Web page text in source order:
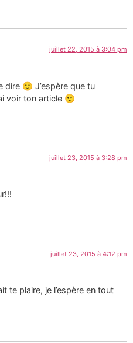
juillet 22, 2015 à 3:04 pm
dire 🙂 J’espère que tu
voir ton article 🙂
juillet 23, 2015 à 3:28 pm
juillet 23, 2015 à 4:12 pm
te plaire, je l’espère en tout